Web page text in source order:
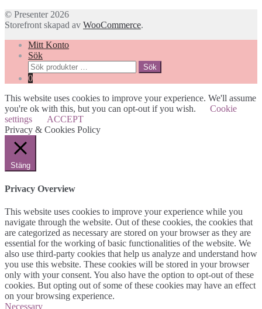
© Presenter 2026
Storefront skapad av WooCommerce.
Mitt Konto
Sök
Sök
efter:
Sök
0
This website uses cookies to improve your experience. We'll assume
you're ok with this, but you can opt-out if you wish.
Cookie
settings
ACCEPT
Privacy & Cookies Policy
Stäng
Privacy Overview
This website uses cookies to improve your experience while you
navigate through the website. Out of these cookies, the cookies that
are categorized as necessary are stored on your browser as they are
essential for the working of basic functionalities of the website. We
also use third-party cookies that help us analyze and understand how
you use this website. These cookies will be stored in your browser
only with your consent. You also have the option to opt-out of these
cookies. But opting out of some of these cookies may have an effect
on your browsing experience.
Necessary